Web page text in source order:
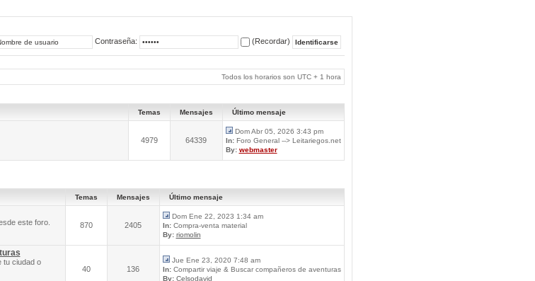
Contraseña: (Recordar)
Todos los horarios son UTC + 1 hora
Temas Mensajes Último mensaje
4979 64339
Dom Abr 05, 2026 3:43 pm
In:Foro General --> Leitariegos.net
By: webmaster
Temas Mensajes Último mensaje
este foro.
870 2405
Dom Ene 22, 2023 1:34 am
In:Compra-venta material
By: riomolin
tu ciudad o
40 136
Jue Ene 23, 2020 7:48 am
In:Compartir viaje & Buscar compañeros de aventuras
By: Celsodavid